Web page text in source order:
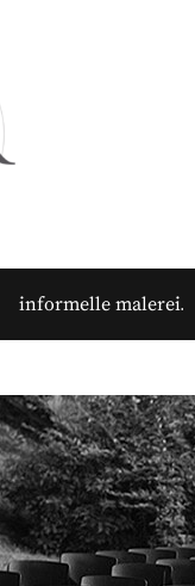
informelle malerei